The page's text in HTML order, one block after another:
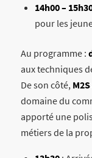
14h00 –
pour les
Au programme :
aux techniques
De son côté, M2S
domaine du
apporté une
métiers de la